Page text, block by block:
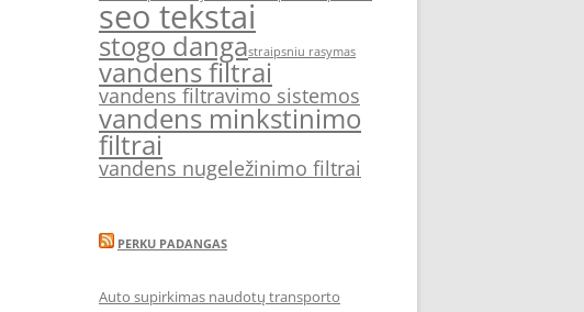
seo tekstai
stogo dangastraipsniu rasymas
vandens filtrai
vandens filtravimo sistemos
vandens minkstinimo
filtrai
vandens nugeležinimo filtrai
PERKU PADANGAS
Auto supirkimas naudotų transporto